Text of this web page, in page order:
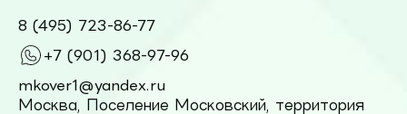
8 (495) 723-86-77
+7 (901) 368-97-96
mkover1@yandex.ru
Москва, Поселение Московский, территория